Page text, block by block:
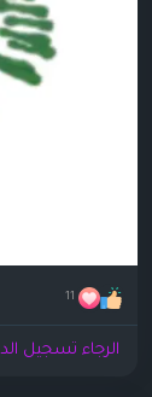
11
الرجاء تسجيل